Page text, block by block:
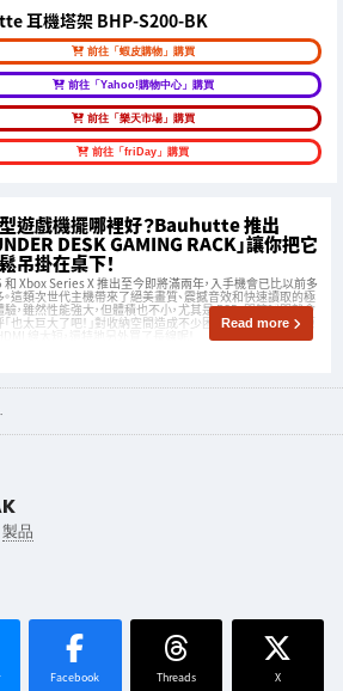
耳機塔架 BHP-S200-BK
前往「蝦皮購物」購買
前往「Yahoo!購物中心」購買
前往「樂天市場」購買
前往「friDay」購買
遊戲機擺哪裡好？Bauhutte 推出
DESK GAMING RACK」讓你把它
吊掛在桌下！
和 Xbox Series X 推出至今即將滿兩年，入手機會已比以前多
。這類次世代主機帶來了絕美畫質、震撼音效和快速讀取的極
驗，雖然性能強大，但體積也不小，尤其是 PS5，開箱瞬間就會
「也太巨大了吧！」對收納空間造成不少困擾。筆者甚至因為原
HDMI 線太短，還特地另外買了長線呢！
Read more
製品
Facebook Threads X